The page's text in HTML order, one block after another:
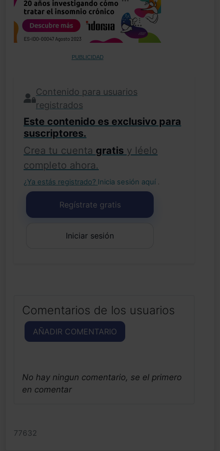
PUBLICIDAD
Contenido para usuarios
registrados
Este contenido es exclusivo para
suscriptores.
Crea tu cuenta gratis y léelo
completo ahora.
¿Ya estás registrado? Inicia sesión aquí .
Regístrate gratis
Iniciar sesión
Comentarios de los usuarios
AÑADIR COMENTARIO
No hay ningun comentario, se el primero
en comentar
77632